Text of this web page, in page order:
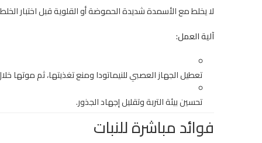
لا يخلط مع الأسمدة شديدة الحموضة أو القلوية قبل اختبار
آلية العمل:
تعطيل الجهاز العصبي للنيماتودا ومنع تغذيتها، ثم موتها
تحسين بيئة التربة وتقليل إجهاد الجذور.
فوائد مباشرة للنبات